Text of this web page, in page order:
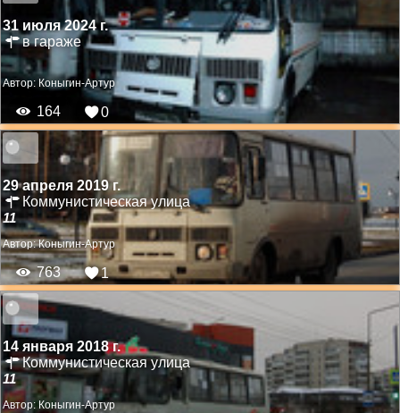
31 июля 2024 г.
в гараже
Автор: Коныгин-Артур
164 0
29 апреля 2019 г.
Коммунистическая улица
11
Автор:Коныгин-Артур
763 1
14 января 2018 г.
Коммунистическая улица
11
Автор: Коныгин-Артур